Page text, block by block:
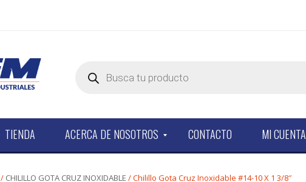
search
TIENDA ACERCA DE NOSOTROS CONTACTO MI CUENTA
/ CHILILLO GOTA CRUZ INOXIDABLE / Chilillo Gota Cruz Inoxidable #14-10 X 1 3/8″